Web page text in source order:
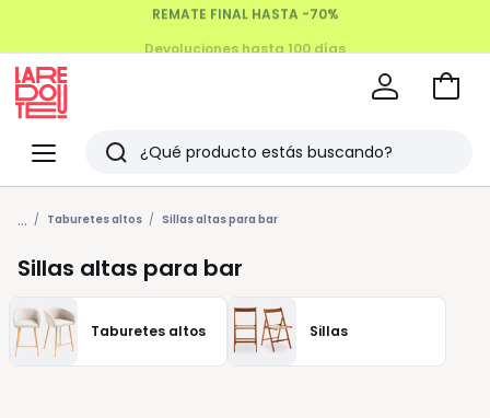
Menu
Redoute
Buscar
Últimos
artículos
vistos
Ir
... Taburetes altos Sillas altas para bar
Sillas altas para bar
Taburetes altos Sillas